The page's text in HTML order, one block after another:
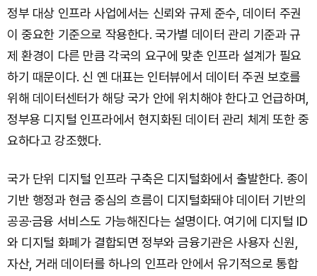
정부 대상 인프라 사업에서는 신뢰와 규제 준수, 데이터 주권
이 중요한 기준으로 작용한다. 국가별 데이터 관리 기준과 규
제 환경이 다른 만큼 각국의 요구에 맞춘 인프라 설계가 필요
하기 때문이다. 신 옌 대표는 인터뷰에서 데이터 주권 보호를
위해 데이터센터가 해당 국가 안에 위치해야 한다고 언급하며,
정부용 디지털 인프라에서 현지화된 데이터 관리 체계 또한 중
요하다고 강조했다.
국가 단위 디지털 인프라 구축은 디지털화에서 출발한다. 종이
기반 행정과 현금 중심의 흐름이 디지털화돼야 데이터 기반의
공공·금융 서비스도 가능해진다는 설명이다. 여기에 디지털 ID
와 디지털 화폐가 결합되면 정부와 금융기관은 사용자 신원,
자산, 거래 데이터를 하나의 인프라 안에서 유기적으로 통합